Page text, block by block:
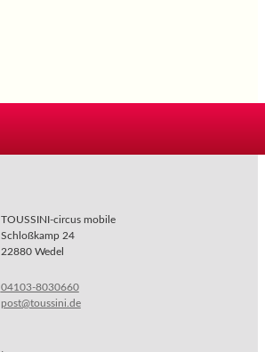
TOUSSINI-circus mobile
Schloßkamp 24
22880 Wedel
04103-8030660
post@toussini.de